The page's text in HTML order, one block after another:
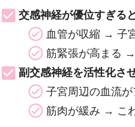
交感神経が優位すぎる
血管が収縮 → 子
筋緊張が高まる
副交感神経を活性化さ
子宮周辺の血流
筋肉が緩み → こ